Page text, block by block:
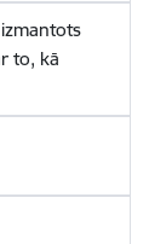
to, kā